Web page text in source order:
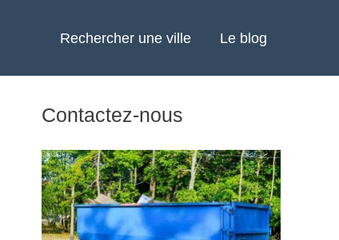
Rechercher une ville Le blog
Contactez-nous